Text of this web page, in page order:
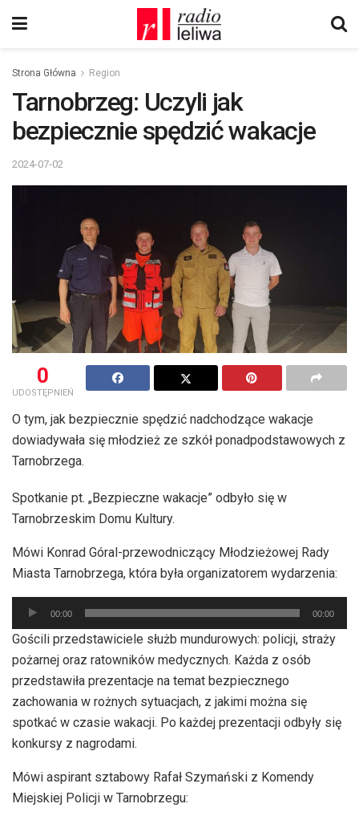
Strona Główna Region
Tarnobrzeg: Uczyli jak
bezpiecznie spędzić wakacje
2024-07-02
0
UDOSTĘPNIEŃ
O tym, jak bezpiecznie spędzić nadchodzące wakacje
dowiadywała się młodzież ze szkół ponadpodstawowych z
Tarnobrzega.
Spotkanie pt. „Bezpieczne wakacje” odbyło się w
Tarnobrzeskim Domu Kultury.
Mówi Konrad Góral-przewodniczący Młodzieżowej Rady
Miasta Tarnobrzega, która była organizatorem wydarzenia:
Odtwarzacz
plików
dźwiękowych
00:00 00:00
Gościli przedstawiciele służb mundurowych: policji, straży
pożarnej oraz ratowników medycznych. Każda z osób
przedstawiła prezentacje na temat bezpiecznego
zachowania w rożnych sytuacjach, z jakimi można się
spotkać w czasie wakacji. Po każdej prezentacji odbyły się
konkursy z nagrodami.
Mówi aspirant sztabowy Rafał Szymański z Komendy
Miejskiej Policji w Tarnobrzegu: